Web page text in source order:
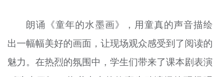
朗诵《童年的水墨画》，用童真的声音描绘
出一幅幅美好的画面，让现场观众感受到了阅读的
魅力。在热烈的氛围中，学生们带来了课本剧表演